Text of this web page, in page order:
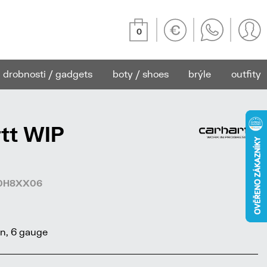
0
drobnosti / gadgets boty / shoes brýle outfity
WIP
6 gauge